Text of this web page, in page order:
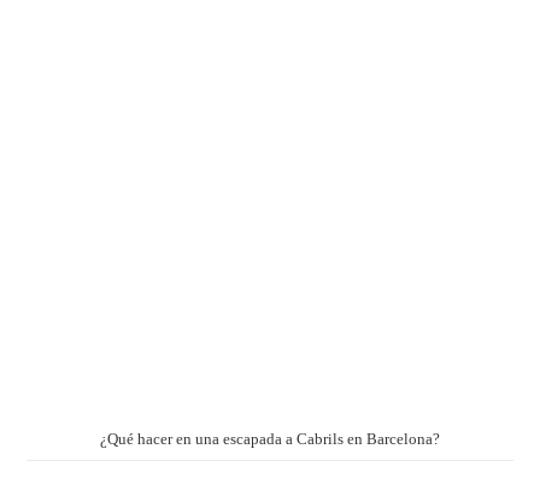
¿Qué hacer en una escapada a Cabrils en Barcelona?